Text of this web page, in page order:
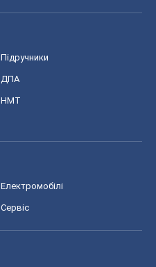
Підручники
ДПА
НМТ
Електромобілі
Сервіс